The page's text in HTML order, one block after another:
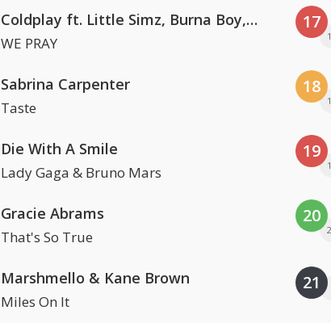
Coldplay ft. Little Simz, Burna Boy, Elyanna & Tini
WE PRAY
Sabrina Carpenter
Taste
Die With A Smile
Lady Gaga & Bruno Mars
Gracie Abrams
That's So True
Marshmello & Kane Brown
Miles On It
17
18
19
20
21